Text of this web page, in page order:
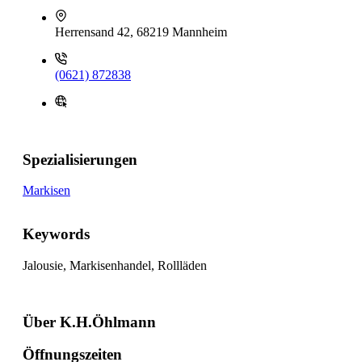
Herrensand 42, 68219 Mannheim
(0621) 872838
Spezialisierungen
Markisen
Keywords
Jalousie, Markisenhandel, Rollläden
Über K.H.Öhlmann
Öffnungszeiten